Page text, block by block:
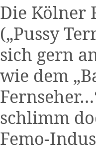
Die Kölner
(„Pussy
sich gern
wie dem
schlimm
Femo-